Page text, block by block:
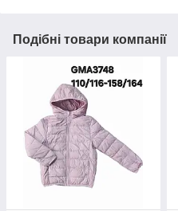
Подібні товари компанії